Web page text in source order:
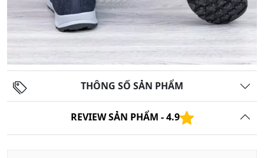
THÔNG SỐ SẢN PHẨM
REVIEW SẢN PHẨM -4.9